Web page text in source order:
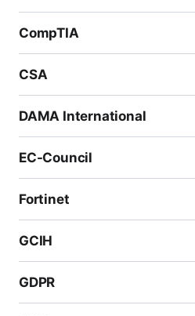
CompTIA
CSA
DAMA International
EC-Council
Fortinet
GCIH
GDPR